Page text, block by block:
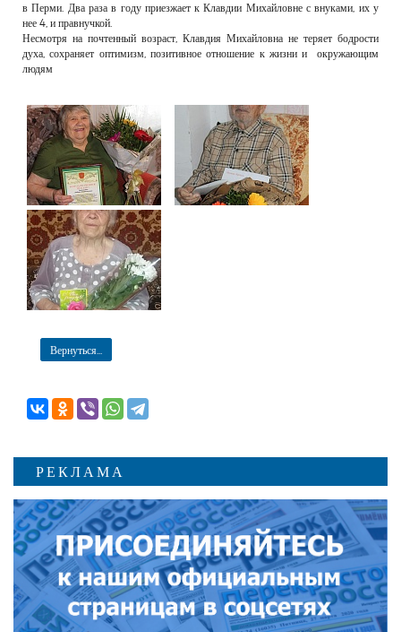
в Перми. Два раза в году приезжает к Клавдии Михайловне с внуками, их у
нее 4, и правнучкой.
Несмотря на почтенный возраст, Клавдия Михайловна не теряет бодрости
духа, сохраняет оптимизм, позитивное отношение к жизни и окружающим
людям
Вернуться...
РЕКЛАМА